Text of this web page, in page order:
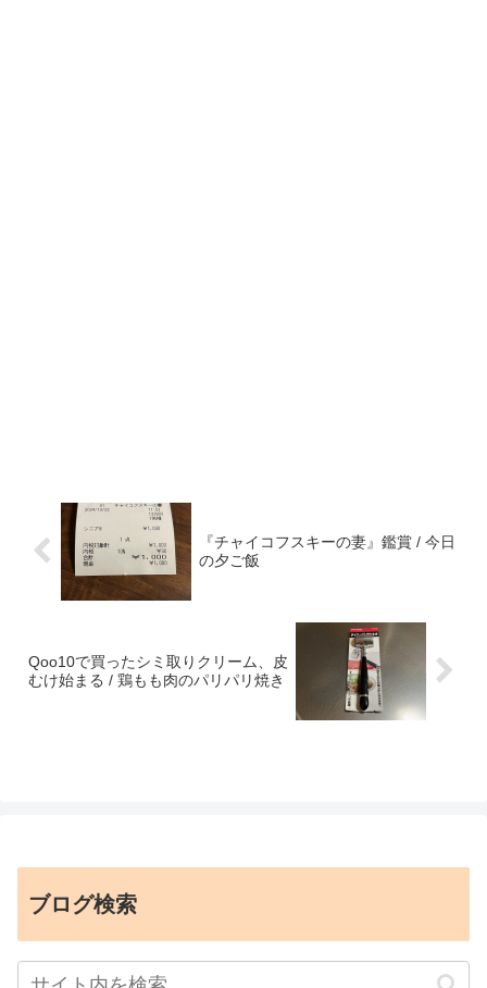
『チャイコフスキーの妻』鑑賞 / 今日
の夕ご飯
Qoo10で買ったシミ取りクリーム、皮
むけ始まる / 鶏もも肉のパリパリ焼き
ブログ検索